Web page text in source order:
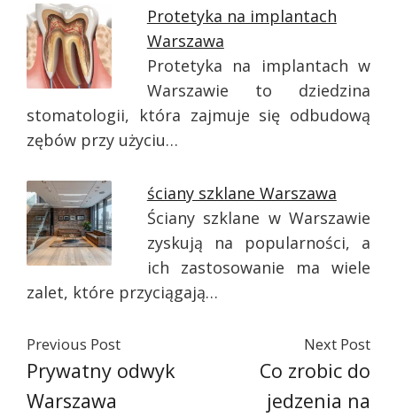
Protetyka na implantach
Warszawa
Protetyka na implantach w
Warszawie to dziedzina
stomatologii, która zajmuje się odbudową
zębów przy użyciu…
ściany szklane Warszawa
Ściany szklane w Warszawie
zyskują na popularności, a
ich zastosowanie ma wiele
zalet, które przyciągają…
Previous Post
Prywatny odwyk
Warszawa
Next Post
Co zrobic do
jedzenia na